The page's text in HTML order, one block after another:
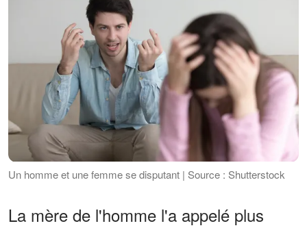
Un homme et une femme se disputant | Source : Shutterstock
La mère de l'homme l'a appelé plus